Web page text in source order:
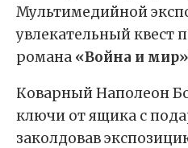
Мультимедийной
увлекательный квест
романа «Война и мир»
Коварный Наполеон
ключи от ящика с
заколдовав